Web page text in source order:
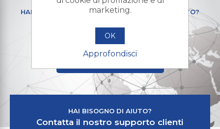
HAI BISOGNO DI UN PRODOTTO PERSONALIZZATO?
Contattaci e mandaci la tua
richiesta di preventivo
HAI BISOGNO DI AIUTO?
Contatta il nostro supporto clienti
marketing.
OK
Approfondisci